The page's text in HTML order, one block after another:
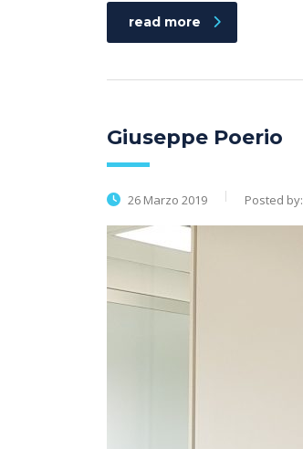
read more
Giuseppe Poerio
26 Marzo 2019 Posted by: